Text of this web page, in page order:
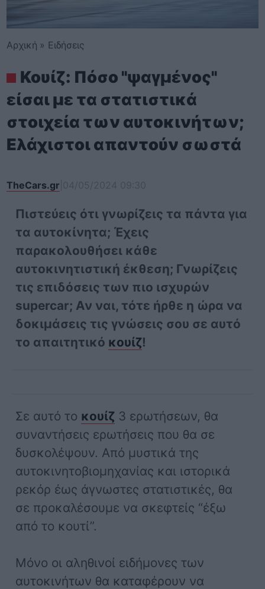
Αρχική » Ειδήσεις
Κουίζ: Πόσο "ψαγμένος"
είσαι με τα στατιστικά
στοιχεία των αυτοκινήτων;
Ελάχιστοι απαντούν σωστά
TheCars.gr
Πιστεύεις ότι γνωρίζεις τα πάντα για
τα αυτοκίνητα; Έχεις
παρακολουθήσει κάθε
αυτοκινητιστική έκθεση; Γνωρίζεις
τις επιδόσεις των πιο ισχυρών
supercar; Αν ναι, τότε ήρθε η ώρα να
δοκιμάσεις τις γνώσεις σου σε αυτό
το απαιτητικό κουίζ!
Σε αυτό το κουίζ 3 ερωτήσεων, θα
συναντήσεις ερωτήσεις που θα σε
δυσκολέψουν. Από μυστικά της
αυτοκινητοβιομηχανίας και ιστορικά
ρεκόρ έως άγνωστες στατιστικές, θα
σε προκαλέσουμε να σκεφτείς “έξω
από το κουτί”.
Μόνο οι αληθινοί ειδήμονες των
αυτοκινήτων θα καταφέρουν να